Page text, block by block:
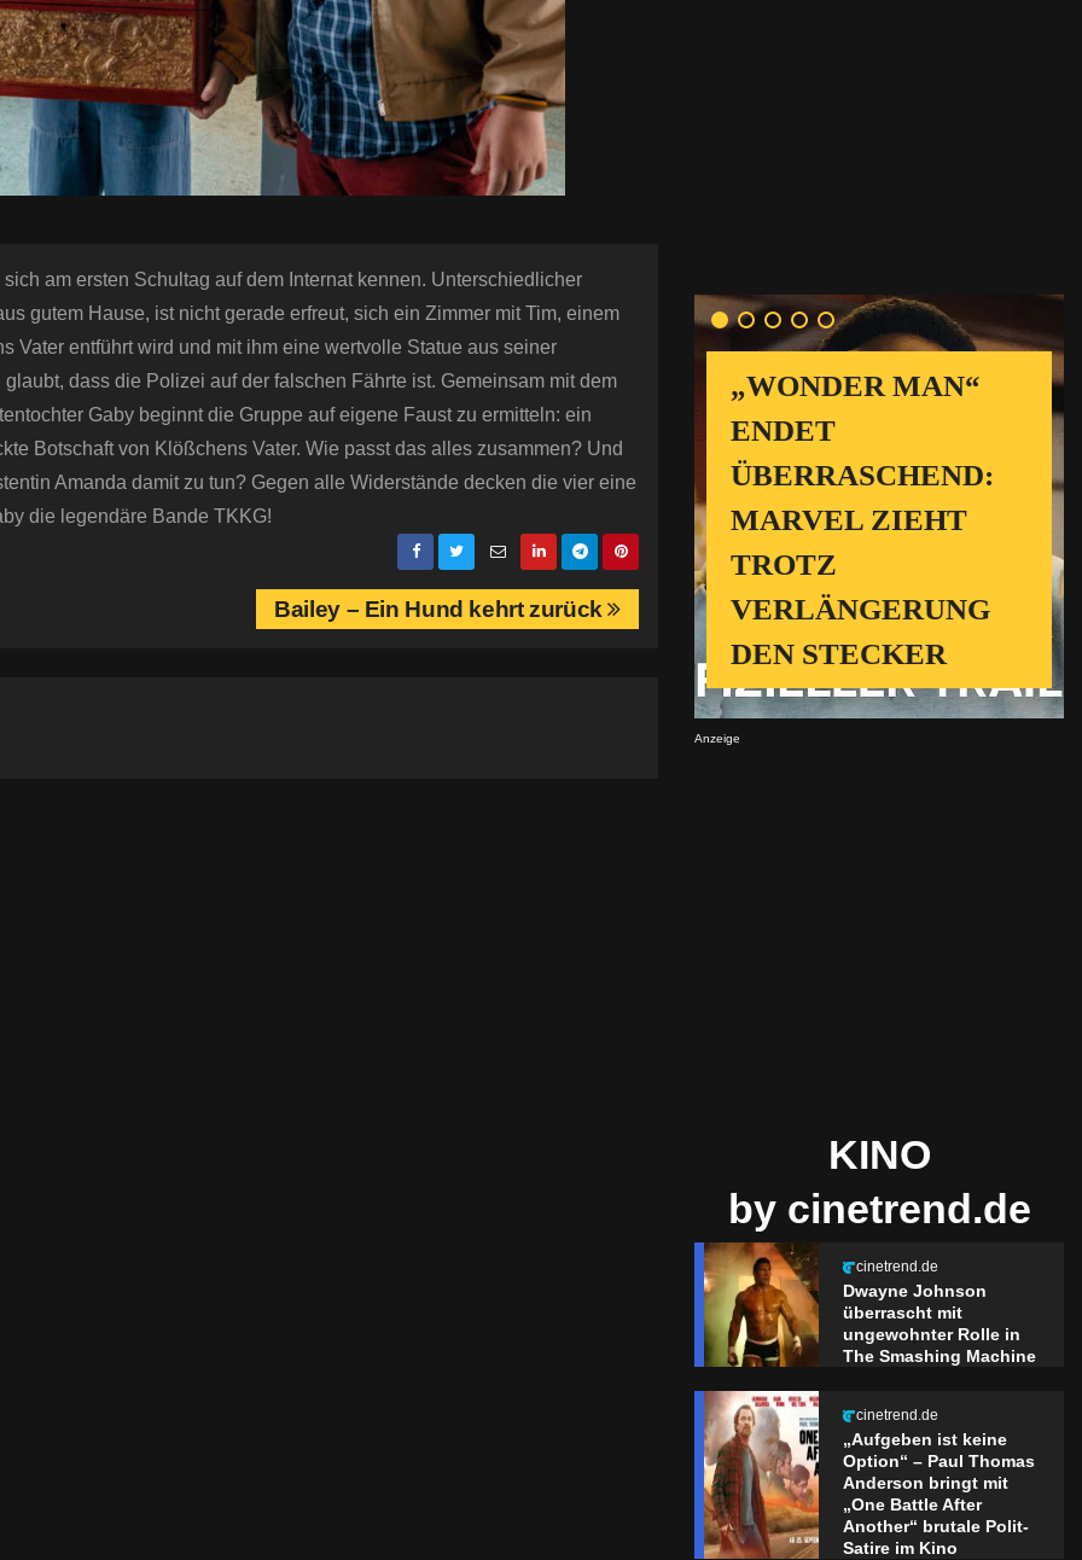
am ersten Schultag auf dem Internat kennen. Unterschiedlicher
gutem Hause, ist nicht gerade erfreut, sich ein Zimmer mit Tim, einem
Vater entführt wird und mit ihm eine wertvolle Statue aus seiner
dass die Polizei auf der falschen Fährte ist. Gemeinsam mit dem
Gaby beginnt die Gruppe auf eigene Faust zu ermitteln: ein
Botschaft von Klößchens Vater. Wie passt das alles zusammen? Und
Amanda damit zu tun? Gegen alle Widerstände decken die vier eine
die legendäre Bande TKKG!
Bailey – Ein Hund kehrt zurück
„WONDER MAN“
ENDET
ÜBERRASCHEND:
MARVEL ZIEHT
TROTZ
VERLÄNGERUNG
DEN STECKER
Anzeige
KINO
by cinetrend.de
cinetrend.de
Dwayne Johnson
überrascht mit
ungewohnter Rolle in
The Smashing Machine
cinetrend.de
„Aufgeben ist keine
Option“ – Paul Thomas
Anderson bringt mit
„One Battle After
Another“ brutale Polit-
Satire im Kino